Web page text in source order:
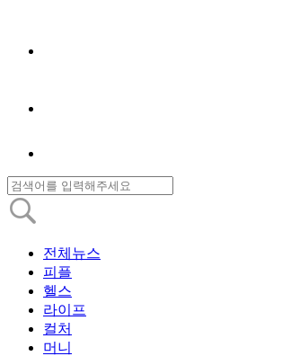
전체뉴스
피플
헬스
라이프
컬처
머니